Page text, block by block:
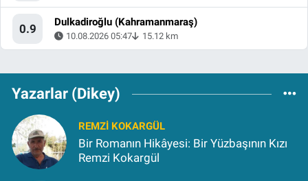
0.9 Dulkadiroğlu (Kahramanmaraş)
10.08.2026 05:47 15.12 km
Yazarlar (Dikey)
REMZI KOKARGÜL
Bir Romanın Hikâyesi: Bir Yüzbaşının Kızı
Remzi Kokargül